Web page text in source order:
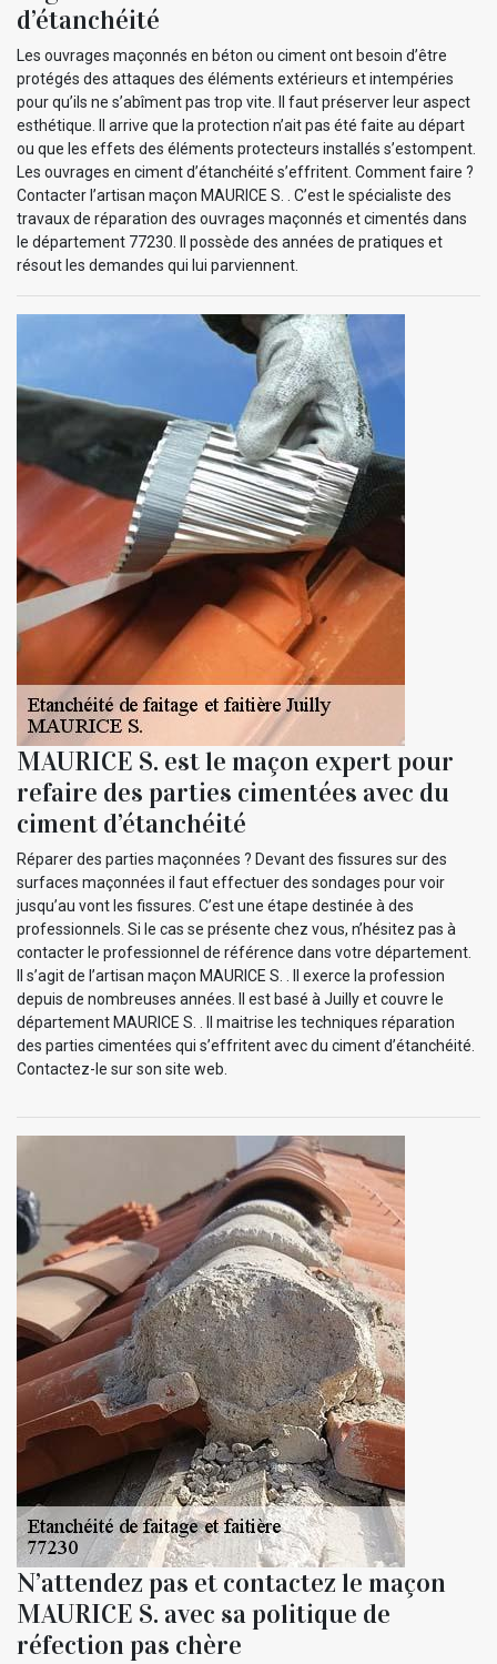
d’étanchéité
Les ouvrages maçonnés en béton ou ciment ont besoin d’être
protégés des attaques des éléments extérieurs et intempéries
pour qu’ils ne s’abîment pas trop vite. Il faut préserver leur aspect
esthétique. Il arrive que la protection n’ait pas été faite au départ
ou que les effets des éléments protecteurs installés s’estompent.
Les ouvrages en ciment d’étanchéité s’effritent. Comment faire ?
Contacter l’artisan maçon MAURICE S. . C’est le spécialiste des
travaux de réparation des ouvrages maçonnés et cimentés dans
le département 77230. Il possède des années de pratiques et
résout les demandes qui lui parviennent.
MAURICE S. est le maçon expert pour
refaire des parties cimentées avec du
ciment d’étanchéité
Réparer des parties maçonnées ? Devant des fissures sur des
surfaces maçonnées il faut effectuer des sondages pour voir
jusqu’au vont les fissures. C’est une étape destinée à des
professionnels. Si le cas se présente chez vous, n’hésitez pas à
contacter le professionnel de référence dans votre département.
Il s’agit de l’artisan maçon MAURICE S. . Il exerce la profession
depuis de nombreuses années. Il est basé à Juilly et couvre le
département MAURICE S. . Il maitrise les techniques réparation
des parties cimentées qui s’effritent avec du ciment d’étanchéité.
Contactez-le sur son site web.
N’attendez pas et contactez le maçon
MAURICE S. avec sa politique de
réfection pas chère